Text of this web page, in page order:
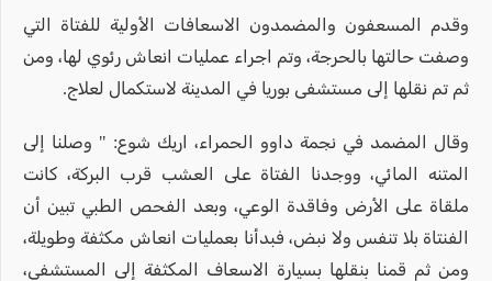
وقدم المسعفون والمضمدون الاسعافات الأولية للفتاة التي
وصفت حالتها بالحرجة، وتم اجراء عمليات انعاش رئوي لها، ومن
ثم تم نقلها إلى مستشفى بوريا في المدينة لاستكمال لعلاج.
وقال المضمد في نجمة داوو الحمراء، اريك شوع: " وصلنا إلى
المتنه المائي، ووجدنا الفتاة على العشب قرب البركة، كانت
ملقاة على الأرض وفاقدة الوعي، وبعد الفحص الطبي تبين أن
الفنتاة بلا تنفس ولا نبض، فبدأنا بعمليات انعاش مكثفة وطويلة،
ومن ثم قمنا بنقلها بسيارة الاسعاف المكثفة إلى المستشفى،